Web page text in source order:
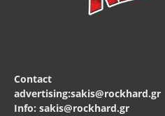
Contact
advertising:sakis@rockhard.gr
Info: sakis@rockhard.gr